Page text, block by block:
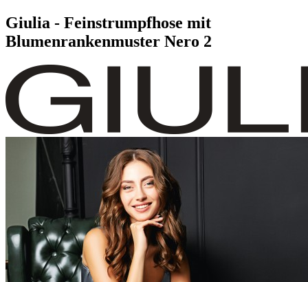
Giulia - Feinstrumpfhose mit
Blumenrankenmuster Nero 2